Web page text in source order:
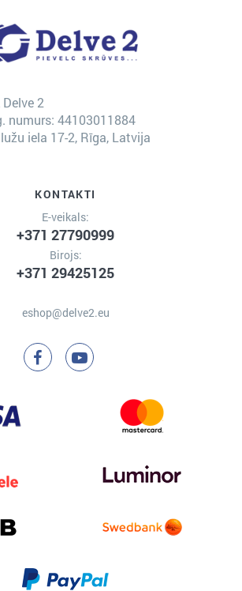
Delve 2
numurs: 44103011884
iela 17-2, Rīga, Latvija
KONTAKTI
E-veikals:
+371 27790999
Birojs:
+371 29425125
eshop@delve2.eu